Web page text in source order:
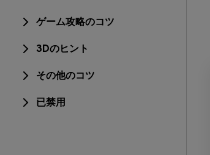
ゲーム攻略のコツ
3Dのヒント
その他のコツ
已禁用